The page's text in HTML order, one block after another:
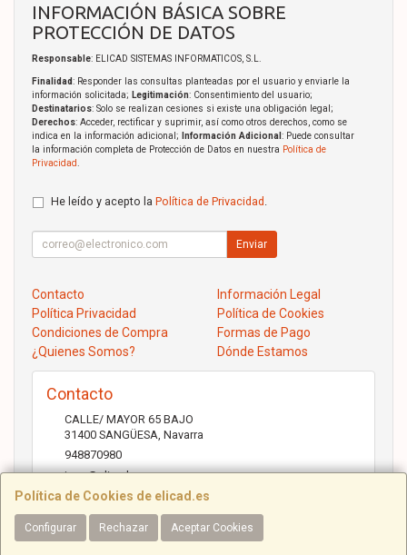
Política de Cookies de elicad.es
Configurar Rechazar Aceptar Cookies
INFORMACIÓN BÁSICA SOBRE
PROTECCIÓN DE DATOS
Responsable: ELICAD SISTEMAS INFORMATICOS, S.L.
Finalidad: Responder las consultas planteadas por el usuario y enviarle la
información solicitada; Legitimación: Consentimiento del usuario;
Destinatarios: Solo se realizan cesiones si existe una obligación legal;
Derechos: Acceder, rectificar y suprimir, así como otros derechos, como se
indica en la información adicional;
Información Adicional : Puede consultar
la información completa de Protección de Datos en nuestra Política de
Privacidad
He leído y acepto la Política de Privacidad
Enviar
Contacto
Información Legal
Política Privacidad
Política de Cookies
Condiciones de Compra
Formas de Pago
¿Quienes Somos?
Dónde Estamos
Contacto
CALLE/ MAYOR 65 BAJO
31400 SANGÜESA Navarra
948870980
jose@elicad.com
Horario